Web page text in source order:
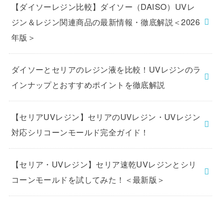
【ダイソーレジン比較】ダイソー（DAISO）UVレ
ジン＆レジン関連商品の最新情報・徹底解説＜2026
年版＞
ダイソーとセリアのレジン液を比較！UVレジンのラ
インナップとおすすめポイントを徹底解説
【セリアUVレジン】セリアのUVレジン・UVレジン
対応シリコーンモールド完全ガイド！
【セリア・UVレジン】セリア速乾UVレジンとシリ
コーンモールドを試してみた！＜最新版＞